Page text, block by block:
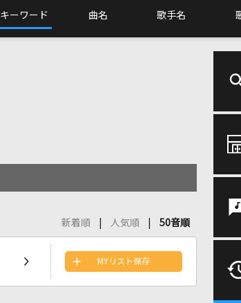
キーワード 曲名 歌手名
新着順
人気順 50音順
MYリスト保存